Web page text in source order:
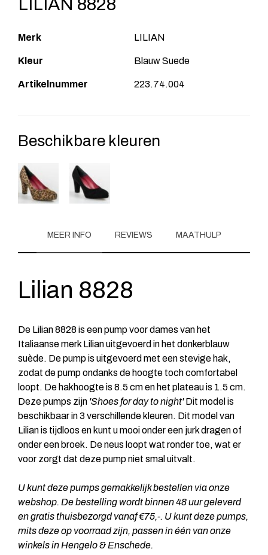
LILIAN 8828
Merk LILIAN
Kleur Blauw Suede
Artikelnummer 223.74.004
Beschikbare kleuren
MEER INFO REVIEWS MAATHULP
Lilian 8828
De Lilian 8828 is een pump voor dames van het
Italiaanse merk Lilian uitgevoerd in het donkerblauw
suède. De pump is uitgevoerd met een stevige hak,
zodat de pump ondanks de hoogte toch comfortabel
loopt. De hakhoogte is 8.5 cm en het plateau is 1.5 cm.
Deze pumps zijn 'Shoes for day to night'Dit model is
beschikbaar in 3 verschillende kleuren. Dit model van
Lilian is tijdloos en kunt u mooi onder een jurk dragen of
onder een broek. De neus loopt wat ronder toe, wat er
voor zorgt dat deze pump niet smal uitvalt.
U kunt deze pumps gemakkelijk bestellen via onze
webshop. De bestelling wordt binnen 48 uur geleverd
en gratis thuisbezorgd vanaf €75,-. U kunt deze pumps,
mits deze op voorraad zijn, passen in één van onze
winkels in Hengelo & Enschede.